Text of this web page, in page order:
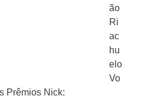
ão
Ri
ac
hu
elo
Vo
Prêmios Nick: